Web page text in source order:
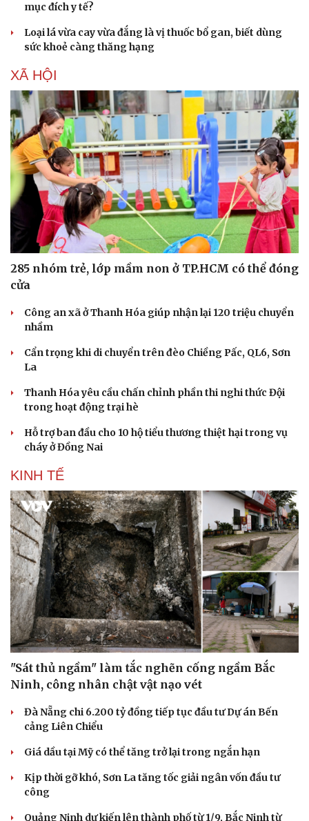
mục đích y tế?
Loại lá vừa cay vừa đắng là vị thuốc bổ gan, biết dùng
sức khoẻ càng thăng hạng
XÃ HỘI
285 nhóm trẻ, lớp mầm non ở TP.HCM có thể đóng
cửa
Công an xã ở Thanh Hóa giúp nhận lại 120 triệu chuyển
nhầm
Cẩn trọng khi di chuyển trên đèo Chiềng Pấc, QL6, Sơn
La
Thanh Hóa yêu cầu chấn chỉnh phần thi nghi thức Đội
trong hoạt động trại hè
Hỗ trợ ban đầu cho 10 hộ tiểu thương thiệt hại trong vụ
cháy ở Đồng Nai
KINH TẾ
"Sát thủ ngầm" làm tắc nghẽn cống ngầm Bắc
Ninh, công nhân chật vật nạo vét
Đà Nẵng chi 6.200 tỷ đồng tiếp tục đầu tư Dự án Bến
cảng Liên Chiểu
Giá dầu tại Mỹ có thể tăng trở lại trong ngắn hạn
Kịp thời gỡ khó, Sơn La tăng tốc giải ngân vốn đầu tư
công
Quảng Ninh dự kiến lên thành phố từ 1/9, Bắc Ninh từ